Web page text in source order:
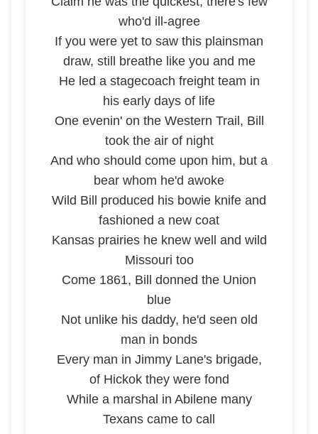
who'd ill-agree
If you were yet to saw this plainsman
draw, still breathe like you and me
He led a stagecoach freight team in
his early days of life
One evenin' on the Western Trail, Bill
took the air of night
And who should come upon him, but a
bear whom he'd awoke
Wild Bill produced his bowie knife and
fashioned a new coat
Kansas prairies he knew well and wild
Missouri too
Come 1861, Bill donned the Union
blue
Not unlike his daddy, he'd seen old
man in bonds
Every man in Jimmy Lane's brigade,
of Hickok they were fond
While a marshal in Abilene many
Texans came to call